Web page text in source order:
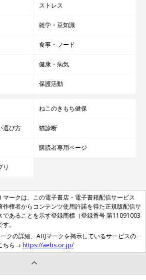
ストレス
雑学・豆知識
食事・フード
健康・病気
保護活動
ねこのきもち健保
選び方 猫診断
購読者専用ページ
リ
マークは、この電子書店・電子書籍配信サービス
作権者からコンテンツ使用許諾を得た正規版配信サ
であることを示す登録商標（登録番号 第11091003
。
ークの詳細、ABJマークを掲示しているサービスの一
ちら→ https://aebs.or.jp/